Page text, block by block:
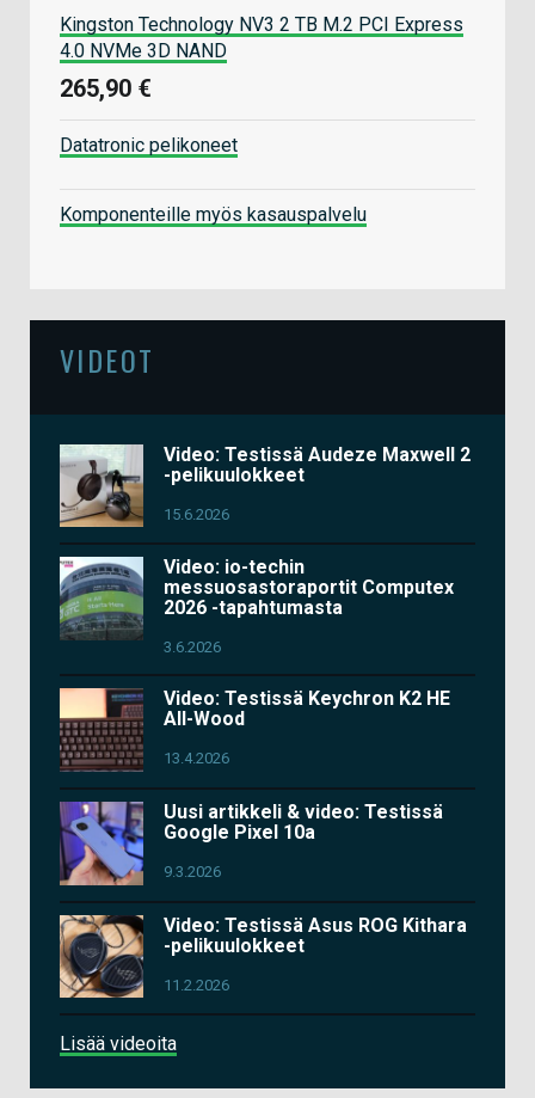
Kingston Technology NV3 2 TB M.2 PCI Express
4.0 NVMe 3D NAND
265,90 €
Datatronic pelikoneet
Komponenteille myös kasauspalvelu
VIDEOT
Video: Testissä Audeze Maxwell 2
-pelikuulokkeet
15.6.2026
Video: io-techin
messuosastoraportit Computex
2026 -tapahtumasta
3.6.2026
Video: Testissä Keychron K2 HE
All-Wood
13.4.2026
Uusi artikkeli & video: Testissä
Google Pixel 10a
9.3.2026
Video: Testissä Asus ROG Kithara
-pelikuulokkeet
11.2.2026
Lisää videoita